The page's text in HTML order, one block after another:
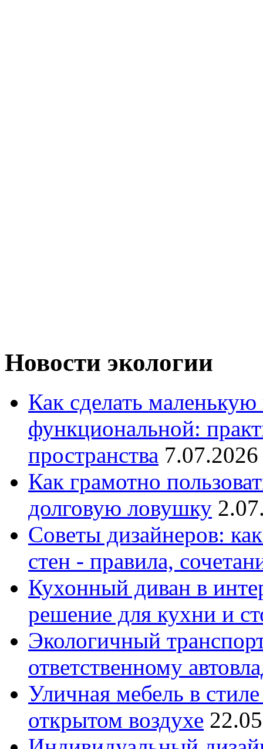
Новости экологии
Как сделать
функциональной:
пространства
Как грамотно
долговую ловушку
Советы дизайнеров:
стен - правила,
Кухонный диван в
решение для кухни и
Экологичный
ответственному
Уличная мебель в
открытом воздухе